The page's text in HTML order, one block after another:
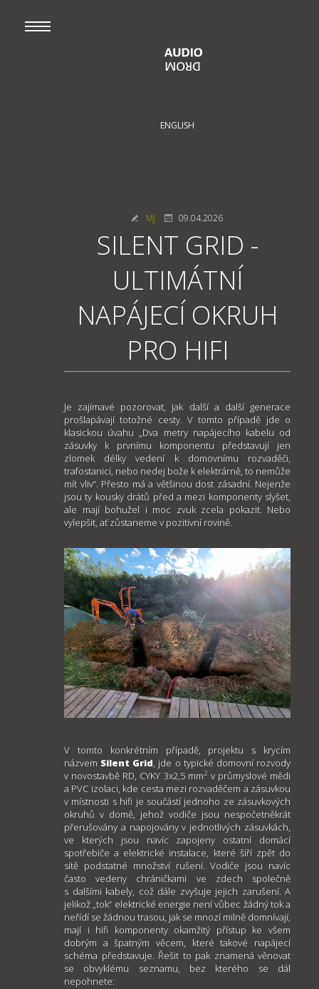
ENGLISH
MJ 09.04.2026
SILENT GRID -
ULTIMÁTNÍ
NAPÁJECÍ OKRUH
PRO HIFI
Je zajímavé pozorovat, jak další a další generace
prošlapávají totožné cesty. V tomto případě jde o
klasickou úvahu „Dva metry napájecího kabelu od
zásuvky k prvnímu komponentu představují jen
zlomek délky vedení k domovnímu rozvaděči,
trafostanici, nebo nedej bože k elektrárně, to nemůže
mít vliv“. Přesto má a většinou dost zásadní. Nejenže
jsou ty kousky drátů před a mezi komponenty slyšet,
ale mají bohužel i moc zvuk zcela pokazit. Nebo
vylepšit, ať zůstaneme v pozitivní rovině.
V tomto konkrétním případě, projektu s krycím
názvem Silent Grid, jde o typické domovní rozvody
v novostavbě RD, CYKY 3x2,5 mm2 v průmyslové mědi
a PVC izolaci, kde cesta mezi rozvaděčem a zásuvkou
v místnosti s hifi je součástí jednoho ze zásuvkových
okruhů v domě, jehož vodiče jsou nespočetněkrát
přerušovány a napojovány v jednotlivých zásuvkách,
ve kterých jsou navíc zapojeny ostatní domácí
spotřebiče a elektrické instalace, které šíří zpět do
sítě podstatné množství rušení. Vodiče jsou navíc
často vedeny chráničkami ve zdech společně
s dalšími kabely, což dále zvyšuje jejich zarušení. A
jelikož „tok“ elektrické energie není vůbec žádný tok a
neřídí se žádnou trasou, jak se mnozí milně domnívají,
mají i hifi komponenty okamžitý přístup ke všem
dobrým a špatným věcem, které takové napájecí
schéma představuje. Řešit to pak znamená věnovat
se obvyklému seznamu, bez kterého se dál
nepohnete: